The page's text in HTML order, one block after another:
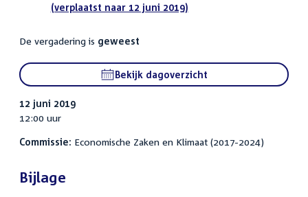
Voortgangsstatus
activiteit
(verplaatst naar 12 juni 2019)
De vergadering is geweest
Bekijk dagoverzicht
12 juni 2019
12:00 uur
Commissie: Economische Zaken en Klimaat (2017-2024)
Bijlage